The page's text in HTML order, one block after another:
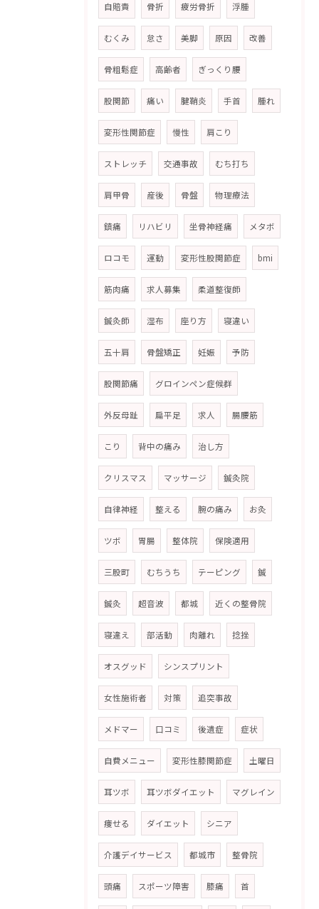
自賠責 骨折 疲労骨折 浮腫
むくみ 怠さ 美脚 原因 改善
骨粗鬆症 高齢者 ぎっくり腰
股関節 痛い 腱鞘炎 手首 腫れ
変形性関節症 慢性 肩こり
ストレッチ 交通事故 むち打ち
肩甲骨 産後 骨盤 物理療法
鎮痛 リハビリ 坐骨神経痛 メタボ
ロコモ 運動 変形性股関節症 bmi
筋肉痛 求人募集 柔道整復師
鍼灸師 湿布 座り方 寝違い
五十肩 骨盤矯正 妊娠 予防
股関節痛 グロインペン症候群
外反母趾 扁平足 求人 腸腰筋
こり 背中の痛み 治し方
クリスマス マッサージ 鍼灸院
自律神経 整える 腕の痛み お灸
ツボ 胃腸 整体院 保険適用
三股町 むちうち テーピング 鍼
鍼灸 超音波 都城 近くの整骨院
寝違え 部活動 肉離れ 捻挫
オスグッド シンスプリント
女性施術者 対策 追突事故
メドマー 口コミ 後遺症 症状
自費メニュー 変形性膝関節症 土曜日
耳ツボ 耳ツボダイエット マグレイン
痩せる ダイエット シニア
介護デイサービス 都城市 整骨院
頭痛 スポーツ障害 膝痛 首